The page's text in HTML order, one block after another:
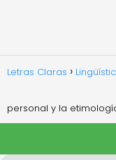
Letras Claras
personal y la